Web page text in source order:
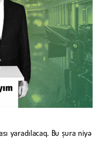
yaradılacaq. Bu şura niyə